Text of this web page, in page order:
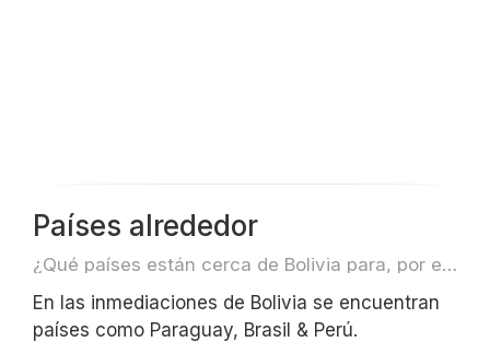
Países alrededor
¿Qué países están cerca de Bolivia para, por ejemplo, viajar o volar?
En las inmediaciones de Bolivia se encuentran
países como Paraguay, Brasil & Perú.